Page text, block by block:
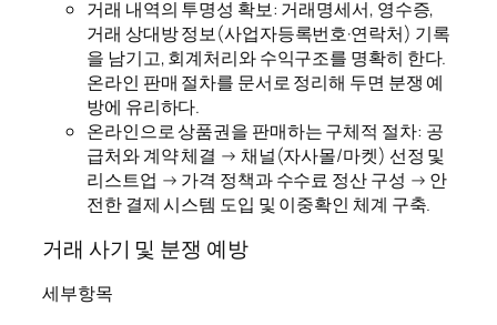
거래 내역의 투명성 확보: 거래명세서, 영수증,
거래 상대방 정보(사업자등록번호·연락처) 기록
을 남기고, 회계처리와 수익구조를 명확히 한다.
온라인 판매 절차를 문서로 정리해 두면 분쟁 예
방에 유리하다.
온라인으로 상품권을 판매하는 구체적 절차: 공
급처와 계약 체결 → 채널(자사몰/마켓) 선정 및
리스트업 → 가격 정책과 수수료 정산 구성 → 안
전한 결제 시스템 도입 및 이중확인 체계 구축.
거래 사기 및 분쟁 예방
세부항목